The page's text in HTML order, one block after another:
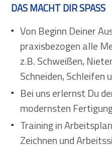
DAS MACHT DIR SPASS
Von Beginn Deiner
praxisbezogen alle
z.B. Schweißen,
Schneiden, Schleifen
Bei uns erlernst Du
modernsten
Training in
Zeichnen und